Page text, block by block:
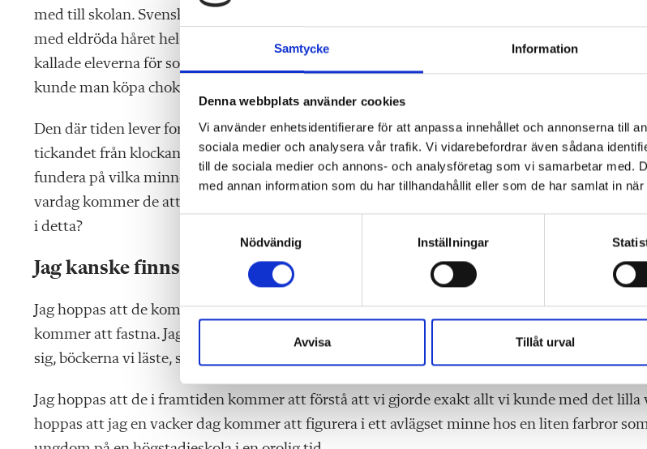
Samtycke Information
Denna webbplats använder cookies
Vi använder enhetsidentifierare för att anpassa innehållet och annonserna till
sociala medier och analysera vår trafik. Vi vidarebefordrar även sådana
till de sociala medier och annons- och analysföretag som vi samarbetar med.
med annan information som du har tillhandahållit eller som de har samlat in
k
e
s
v
Nödvändig Inställningar
Avvisa Tillåt urval
med till skolan. Svenskläraren Marianne introducerade mig för rysk realism och på SO:n
med eldröda håret hela klassen med historier om Berlinmurens fall och skotten i Sarajevo.
kallade eleverna för solstrålar och drog i handbromsen när vi tonårstjejer ville väga oss lite för
kunde man köpa chokladbollar, Jenka och frallor till självkostnadspris.
Den där tiden lever fortfarande så tydligt kvar i mig. Jag kan fortfarande känna
tickandet från klockan i klassrummet och ljudet av kritan på svarta tavlan. Och jag kan inte
fundera på vilka minnen vi skapar för våra elever. Vad är det de kommer att ta med sig? Vilka
vardag kommer de att bädda in i hjärtat eller gömma undan i en avskild vrå? Vilken roll
i detta?
Jag kanske finns med som ett minne
Jag hoppas att de kommer att minnas med värme, att det inte är stressen och den nedskurna
kommer att fastna. Jag hoppas att det är skratten de sena torsdagseftermiddagarna som
sig, böckerna vi läste, studiebesöken och alla knasbolliga projekt vi hakade på.
Jag hoppas att de i framtiden kommer att förstå att vi gjorde exakt allt vi kunde med det lilla
hoppas att jag en vacker dag kommer att figurera i ett avlägset minne hos en liten farbror